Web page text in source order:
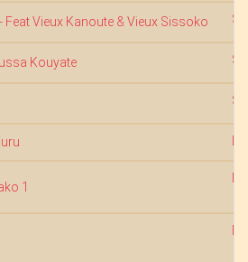
Feat Vieux Kanoute & Vieux Sissoko
Kouyate
1